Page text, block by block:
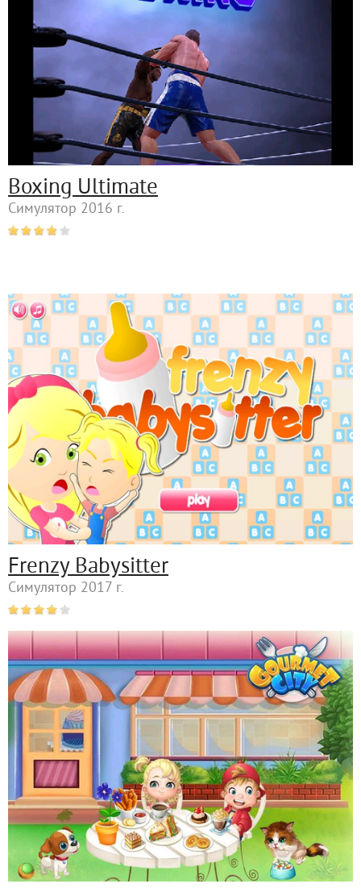
Boxing Ultimate
Симулятор 2016 г.
Frenzy Babysitter
Симулятор 2017 г.